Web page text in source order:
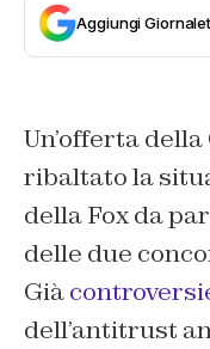
Aggiungi
Un’offerta
ribaltato la
della Fox da
delle due
Già
dell’antitrust